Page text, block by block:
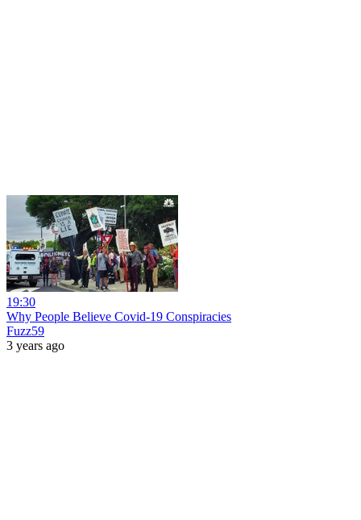
19:30
Why People Believe Covid-19 Conspiracies
Fuzz59
3 years ago